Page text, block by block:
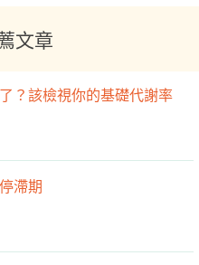
文章
？該檢視你的基礎代謝率
滯期